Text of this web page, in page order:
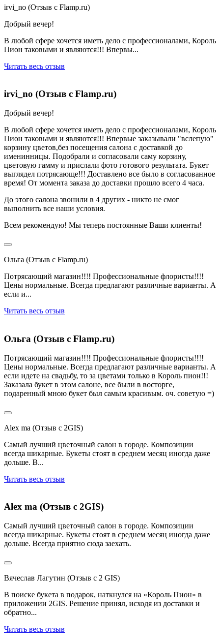
irvi_no (Отзыв с Flamp.ru)
Добрый вечер!
В любой сфере хочется иметь дело с профессионалами, Король
Пион таковыми и являются!!! Впервы...
Читать весь отзыв
irvi_no (Отзыв с Flamp.ru)
Добрый вечер!
В любой сфере хочется иметь дело с профессионалами, Король
Пион таковыми и являются!!! Впервые заказывали "вслепую"
корзину цветов,без посещения салона с доставкой до
именинницы. Подобрали и согласовали саму корзину,
цветовую гамму и прислали фото готового результата. Букет
выглядел потрясающе!!! Доставлено все было в согласованное
время! От момента заказа до доставки прошло всего 4 часа.
До этого салона звонили в 4 других - никто не смог
выполнить все наши условия.
Всем рекомендую! Мы теперь постоянные Ваши клиенты!
Ольга (Отзыв с Flamp.ru)
Потрясающий магазин!!!! Профессиональные флористы!!!!
Цены нормальные. Всегда предлагают различные варианты. А
если и...
Читать весь отзыв
Ольга (Отзыв с Flamp.ru)
Потрясающий магазин!!!! Профессиональные флористы!!!!
Цены нормальные. Всегда предлагают различные варианты. А
если идете на свадьбу, то за цветами только в Король пион!!!
Заказала букет в этом салоне, все были в восторге,
подаренный мною букет был самым красивым. оч. советую =)
Alex ma (Отзыв с 2GIS)
Самый лучший цветочный салон в городе. Композиции
всегда шикарные. Букеты стоят в среднем месяц иногда даже
дольше. В...
Читать весь отзыв
Alex ma (Отзыв с 2GIS)
Самый лучший цветочный салон в городе. Композиции
всегда шикарные. Букеты стоят в среднем месяц иногда даже
дольше. Всегда приятно сюда заехать.
Вячеслав Лагутин (Отзыв с 2 GIS)
В поиске букета в подарок, наткнулся на «Король Пион» в
приложении 2GIS. Решение принял, исходя из доставки и
обратно...
Читать весь отзыв